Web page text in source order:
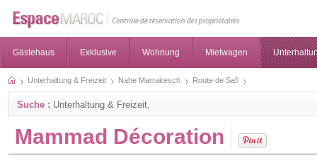
Gästehaus Exklusive Wohnung Mietwagen
Unterhaltung & Freizeit Nahe Marrakesch Route de Safi
Suche : Unterhaltung & Freizeit,
Mammad Décoration